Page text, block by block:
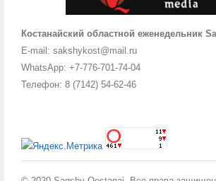
Костанайский областной еженедельник
E-mail: sakshykost@mail.ru
WhatsApp: +7-776-701-74-04
Телефон: 8 (7142) 54-62-46